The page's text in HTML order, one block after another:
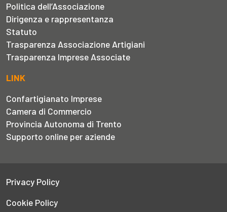
Politica dell’Associazione
Dirigenza e rappresentanza
Statuto
Trasparenza Associazione Artigiani
Trasparenza Imprese Associate
LINK
Confartigianato Imprese
Camera di Commercio
Provincia Autonoma di Trento
Supporto online per aziende
Privacy Policy
Cookie Policy